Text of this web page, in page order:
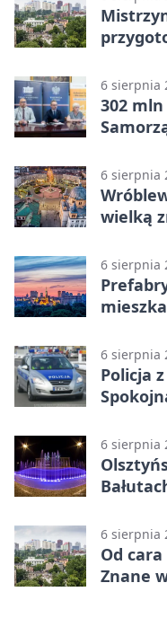
6 sierpnia
302 mln
6 sierpnia
wielką
6 sierpnia
6 sierpnia
Policja
6 sierpnia
6 sierpnia
Od
Znane